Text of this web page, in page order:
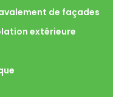
de façades
extérieure